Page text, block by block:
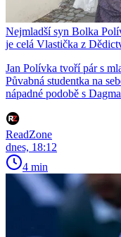
Nejmladší syn Bolka
je celá Vlastička z
Jan Polívka tvoří pár s
Půvabná studentka na
nápadné podobě s
ReadZone
dnes, 18:12
4 min